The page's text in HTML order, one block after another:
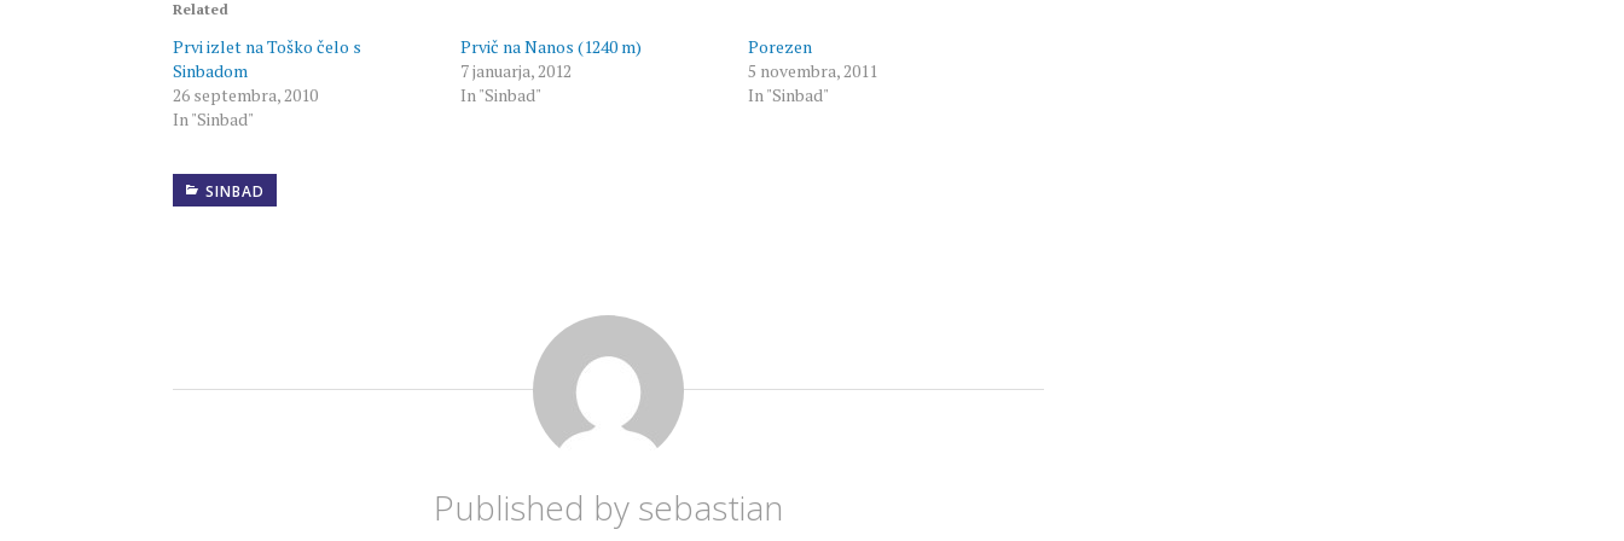
Related
Prvi izlet na Toško čelo s
Sinbadom
26 septembra, 2010
In "Sinbad"
Prvič na Nanos (1240 m)
7 januarja, 2012
In "Sinbad"
Porezen
5 novembra, 2011
In "Sinbad"
SINBAD
Published by sebastian